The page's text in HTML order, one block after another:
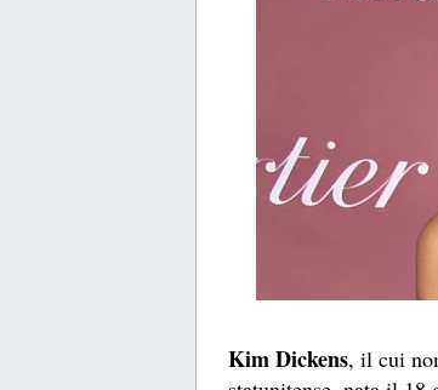
Kim Dickens, il cui